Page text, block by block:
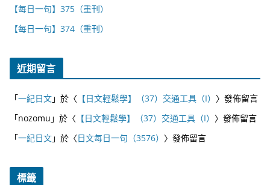
【每日一句】375（重刊）
【每日一句】374（重刊）
近期留言
「一紀日文」於〈 【日文輕鬆學】（37）交通工具（I） 〉發佈留言
「nozomu 」於〈 【日文輕鬆學】（37）交通工具（I） 〉發佈留言
「一紀日文」於〈日文每日一句（3576） 〉發佈留言
標籤